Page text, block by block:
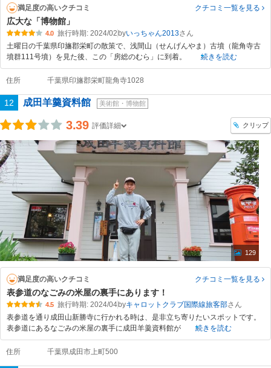
満足度の高いクチコミ クチコミ一覧を見る
広大な「博物館」
4.0 旅行時期: 2024/02 byいっちゃん2013
土曜日の千葉県印旛郡栄町の散策で、浅間山（せんげんやま）古墳（龍角寺古
墳群111号墳）を見た後、この「房総のむら」に到着。
続きを読む
住所 千葉県印旛郡栄町龍角寺1028
12 成田羊羹資料館 美術館・博物館
3.39 評価詳細 クリップ
129
満足度の高いクチコミ クチコミ一覧を見る
表参道のなごみの米屋の裏手にあります！
4.5 旅行時期: 2024/04byキャロットクラブ国際線旅客部
表参道を通り成田山新勝寺に行かれる時は、是非立ち寄りたいスポットです。
表参道にあるなごみの米屋の裏手に成田羊羹資料館が
続きを読む
住所 千葉県成田市上町500